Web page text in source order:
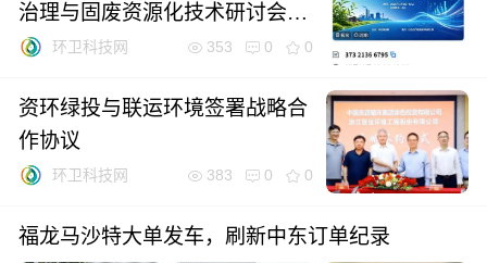
治理与固废资源化技术研讨会圆
满落幕环卫科技网 353 0 0
资环绿投与联运环境签署战略合
作协议
环卫科技网 383 0 0
福龙马沙特大单发车，刷新中东订单纪录